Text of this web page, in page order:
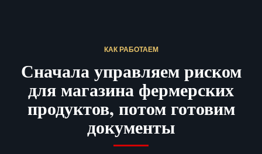
КАК РАБОТАЕМ
Сначала управляем риском
для магазина фермерских
продуктов, потом готовим
документы